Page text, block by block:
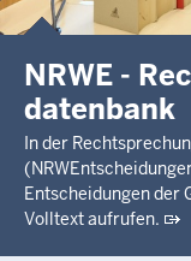
NRWE -
datenbank
In der
Entscheidungen der
Volltext aufrufen.